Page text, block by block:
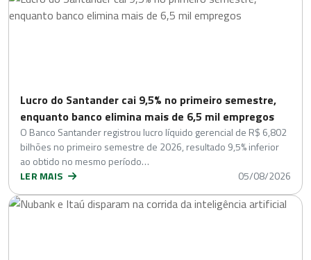
Lucro do Santander cai 9,5% no primeiro semestre,
enquanto banco elimina mais de 6,5 mil empregos
O Banco Santander registrou lucro líquido gerencial de R$ 6,802
bilhões no primeiro semestre de 2026, resultado 9,5% inferior
ao obtido no mesmo período…
LER MAIS
05/08/2026